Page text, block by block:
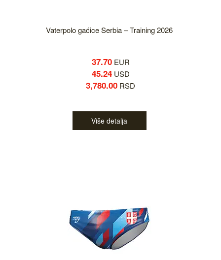
Vaterpolo gaćice Serbia – Training 2026
37.70EUR
45.24USD
3,780.00 RSD
Više detalja